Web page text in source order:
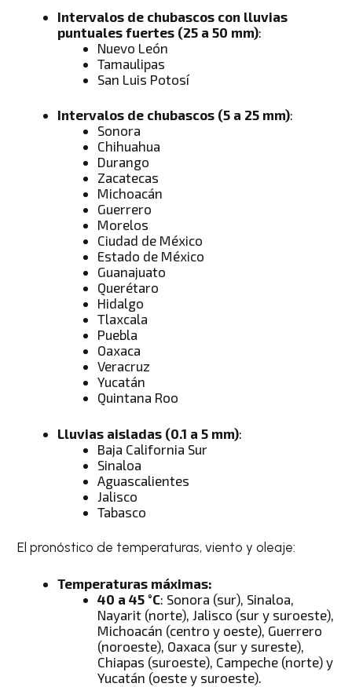
Intervalos de chubascos con lluvias
puntuales fuertes (25 a 50 mm):
Nuevo León
Tamaulipas
San Luis Potosí
Intervalos de chubascos (5 a 25 mm):
Sonora
Chihuahua
Durango
Zacatecas
Michoacán
Guerrero
Morelos
Ciudad de México
Estado de México
Guanajuato
Querétaro
Hidalgo
Tlaxcala
Puebla
Oaxaca
Veracruz
Yucatán
Quintana Roo
Lluvias aisladas (0.1 a 5 mm):
Baja California Sur
Sinaloa
Aguascalientes
Jalisco
Tabasco
El pronóstico de temperaturas, viento y oleaje:
Temperaturas máximas:
40 a 45 °C: Sonora (sur), Sinaloa,
Nayarit (norte), Jalisco (sur y suroeste),
Michoacán (centro y oeste), Guerrero
(noroeste), Oaxaca (sur y sureste),
Chiapas (suroeste), Campeche (norte) y
Yucatán (oeste y suroeste).